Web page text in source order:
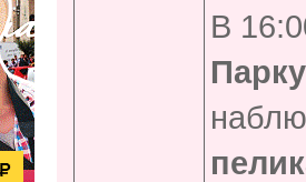
В
Парку